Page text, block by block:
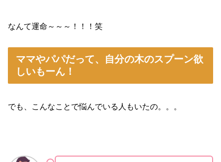
なんて運命～～～！！！笑
ママやパパだって、自分の木のスプーン欲
しいもーん！
でも、こんなことで悩んでいる人もいたの。。。